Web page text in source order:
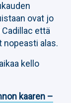
ovat jo
että
nopeasti alas.
kello
kaaren –